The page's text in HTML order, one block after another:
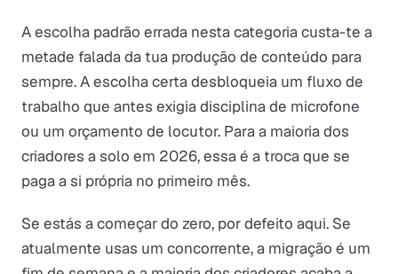
A escolha padrão errada nesta categoria custa-te a
metade falada da tua produção de conteúdo para
sempre. A escolha certa desbloqueia um fluxo de
trabalho que antes exigia disciplina de microfone
ou um orçamento de locutor. Para a maioria dos
criadores a solo em 2026, essa é a troca que se
paga a si própria no primeiro mês.
Se estás a começar do zero, por defeito aqui. Se
atualmente usas um concorrente, a migração é um